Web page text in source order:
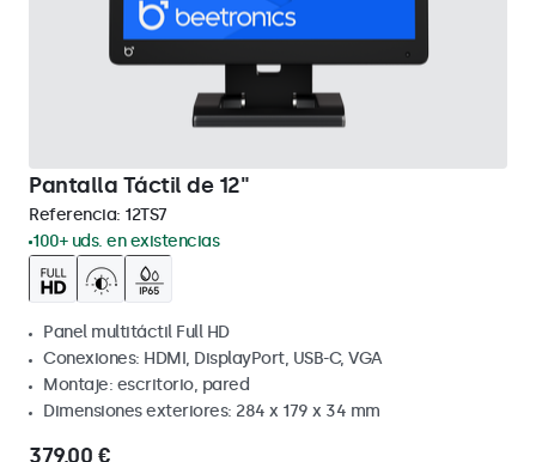
Pantalla Táctil de 12"
Referencia: 12TS7
100+ uds. en existencias
Panel multitáctil Full HD
Conexiones: HDMI, DisplayPort, USB-C, VGA
Montaje: escritorio, pared
Dimensiones exteriores: 284 x 179 x 34 mm
379,00 €